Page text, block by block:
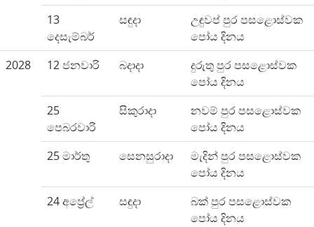
13
දෙසැම්බර්
සඳුදා
උඳුවප් පුර පසළොස්වක
පෝය දිනය
2028
12 ජනවාරි බදාදා
දුරුතු පුර පසළොස්වක
පෝය දිනය
25
පෙබරවාරි
සිකුරාදා
නවම් පුර පසළොස්වක
පෝය දිනය
25 මාර්තු
සෙනසුරාදා
මැදින් පුර පසළොස්වක
පෝය දිනය
24 අප්‍රේල්
සඳුදා
බක් පුර පසළොස්වක
පෝය දිනය